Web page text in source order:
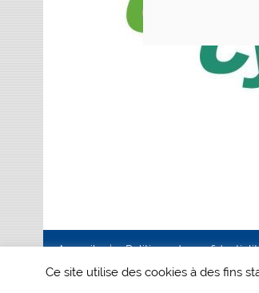
Accueil Politique de
Ce site utilise des cookies à des fins